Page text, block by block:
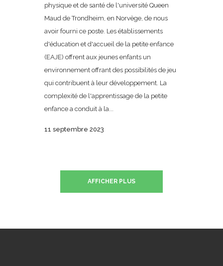
physique et de santé de l'université Queen
Maud de Trondheim, en Norvège, de nous
avoir fourni ce poste. Les établissements
d'éducation et d'accueil de la petite enfance
(EAJE) offrent aux jeunes enfants un
environnement offrant des possibilités de jeu
qui contribuent à leur développement. La
complexité de l'apprentissage de la petite
enfance a conduit à la...
11 septembre 2023
AFFICHER PLUS